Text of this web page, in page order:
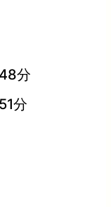
分
分